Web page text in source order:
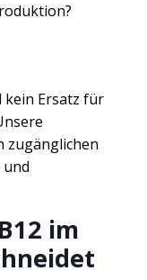
Ersatz für
zugänglichen
im